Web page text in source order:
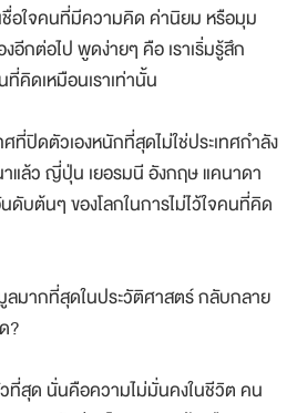
Barometer 2026 บอกว่า วันนี้คน
อใจคนที่มีความคิด ค่านิยม หรือมุม
กต่อไป พูดง่ายๆ คือ เราเริ่มรู้สึก
ปิดตัวเองหนักที่สุดไม่ใช่ประเทศกำลัง
ล้ว ญี่ปุ่น เยอรมนี อังกฤษ แคนาดา
บต้นๆ ของโลกในการไม่ไว้ใจคนที่คิด
มากที่สุดในประวัติศาสตร์ กลับกลาย